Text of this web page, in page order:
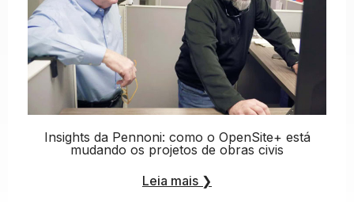
Insights da Pennoni: como o OpenSite+ está
mudando os projetos de obras civis
Leia mais ❯